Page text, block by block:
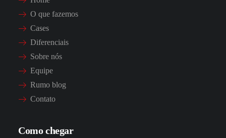
O que fazemos
Cases
Diferenciais
Sobre nós
Equipe
Rumo blog
Contato
Como chegar